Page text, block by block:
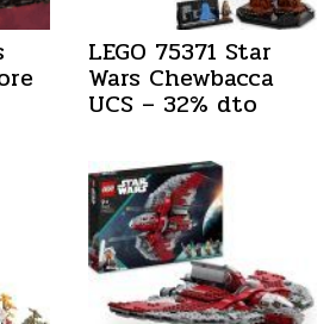
LEGO 75371 Star
Wars Chewbacca
UCS – 32% dto